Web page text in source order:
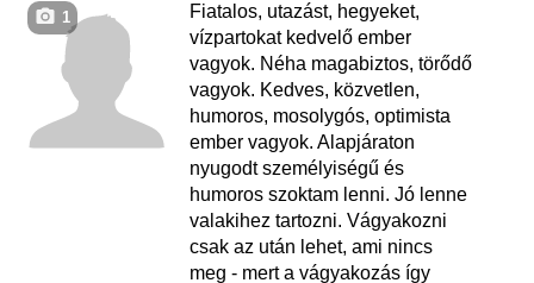
1
Fiatalos, utazást, hegyeket,
vízpartokat kedvelő ember
vagyok. Néha magabiztos, törődő
vagyok. Kedves, közvetlen,
humoros, mosolygós, optimista
ember vagyok. Alapjáraton
nyugodt személyiségű és
humoros szoktam lenni. Jó lenne
valakihez tartozni. Vágyakozni
csak az után lehet, ami nincs
meg - mert a vágyakozás így